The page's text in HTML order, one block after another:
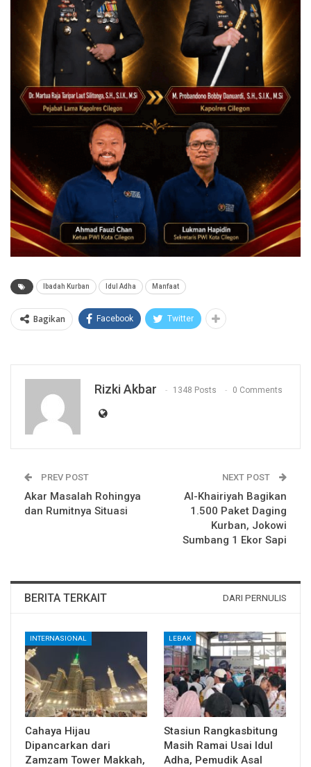
Ibadah Kurban Idul Adha Manfaat
Bagikan Facebook Twitter
Rizki Akbar 1348 Posts 0 Comments
PREV POST
Akar Masalah Rohingya
dan Rumitnya Situasi
NEXT POST
Al-Khairiyah Bagikan
1.500 Paket Daging
Kurban, Jokowi
Sumbang 1 Ekor Sapi
BERITA TERKAIT DARI PERNULIS
INTERNASIONAL
Cahaya Hijau
Dipancarkan dari
Zamzam Tower Makkah,
LEBAK
Stasiun Rangkasbitung
Masih Ramai Usai Idul
Adha, Pemudik Asal